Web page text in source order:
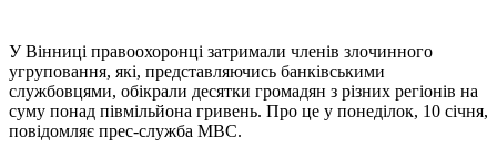
У Вінниці правоохоронці затримали членів злочинного
угруповання, які, представляючись банківськими
службовцями, обікрали десятки громадян з різних регіонів на
суму понад півмільйона гривень. Про це у понеділок, 10 січня,
повідомляє прес-служба МВС.